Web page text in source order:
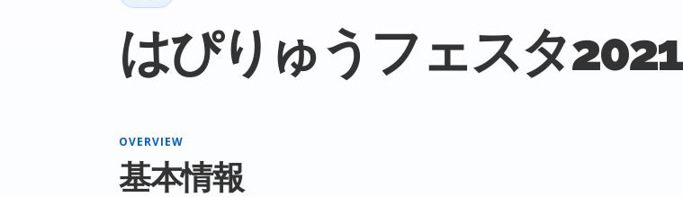
はぴりゅうフェスタ2021
OVERVIEW
基本情報